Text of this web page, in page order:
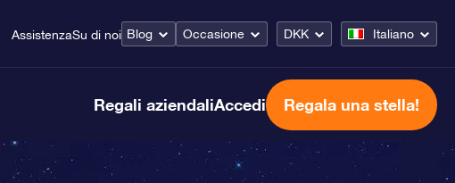
AssistenzaSu di noi Blog Occasione DKK Italiano
Regali aziendaliAccedi Regala una stella!